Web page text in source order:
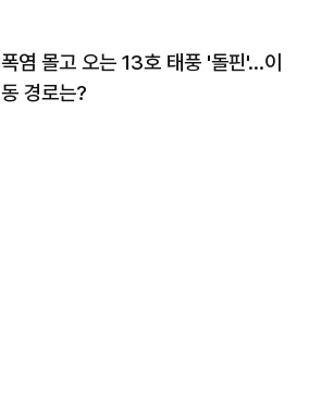
폭염 몰고 오는 13호 태풍 '돌핀'…이
동 경로는?